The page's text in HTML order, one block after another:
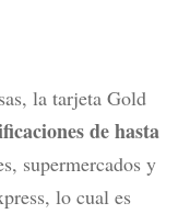
la tarjeta Gold
de hasta
supermercados y
lo cual es